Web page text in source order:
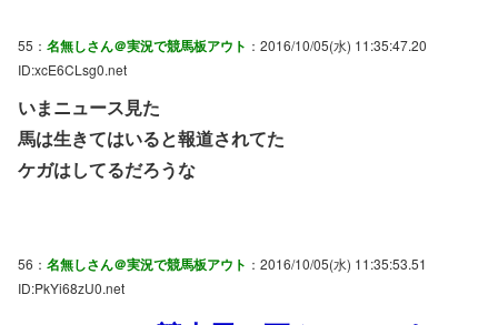
55： 名無しさん＠実況で競馬板アウト ：2016/10/05(水) 11:35:47.20
ID:xcE6CLsg0.net
いまニュース見た
馬は生きてはいると報道されてた
ケガはしてるだろうな
56： 名無しさん＠実況で競馬板アウト ：2016/10/05(水) 11:35:53.51
ID:PkYi68zU0.net